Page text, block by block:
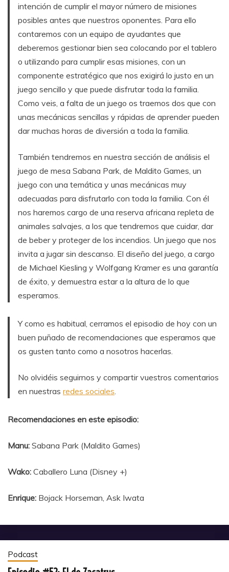
intención de cumplir el mayor número de misiones
posibles antes que nuestros oponentes. Para ello
contaremos con un equipo de ayudantes que
deberemos gestionar bien sea colocando por el tablero
o utilizando para cumplir esas misiones, con un
componente estratégico que nos exigirá lo justo en un
juego sencillo y que puede disfrutar toda la familia.
Como veis, a falta de un juego os traemos dos que con
unas mecánicas sencillas y rápidas de aprender pueden
dar muchas horas de diversión a toda la familia.
También tendremos en nuestra sección de análisis el
juego de mesa Sabana Park, de Maldito Games, un
juego con una temática y unas mecánicas muy
adecuadas para disfrutarlo con toda la familia. Con él
nos haremos cargo de una reserva africana repleta de
animales salvajes, a los que tendremos que cuidar, dar
de beber y proteger de los incendios. Un juego que nos
invita a jugar sin descanso. El diseño del juego, a cargo
de Michael Kiesling y Wolfgang Kramer es una garantía
de éxito, y demuestra estar a la altura de lo que
esperamos.
Y como es habitual, cerramos el episodio de hoy con un
buen puñado de recomendaciones que esperamos que
os gusten tanto como a nosotros hacerlas.
No olvidéis seguirnos y compartir vuestros comentarios
en nuestras redes sociales
Recomendaciones en este episodio:
Manu: Sabana Park (Maldito Games)
Wako: Caballero Luna (Disney +)
Enrique: Bojack Horseman, Ask Iwata
Podcast